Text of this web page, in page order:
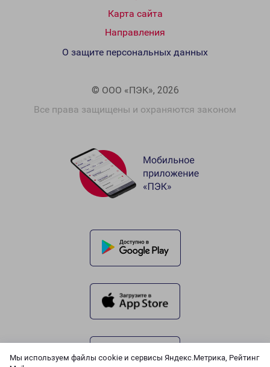
Мы используем файлы cookie и сервисы Яндекс.Метрика, Рейтинг
Карта сайта
Направления
© ООО «ПЭК», 2026
Все права защищены и охраняются законом
О защите персональных данных